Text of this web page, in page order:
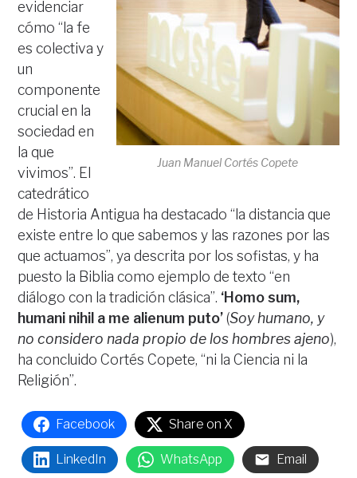
Juan Manuel Cortés Copete
evidenciar
cómo “la fe
es colectiva y
un
componente
crucial en la
sociedad en
la que
vivimos”. El
catedrático
de Historia Antigua ha destacado “la distancia que
existe entre lo que sabemos y las razones por las
que actuamos”, ya descrita por los sofistas, y ha
puesto la Biblia como ejemplo de texto “en
diálogo con la tradición clásica”. ‘Homo sum,
humani nihil a me alienum puto’(Soy humano, y
no considero nada propio de los hombres ajeno),
ha concluido Cortés Copete, “ni la Ciencia ni la
Religión”.
Facebook Share on X
LinkedIn WhatsApp Email